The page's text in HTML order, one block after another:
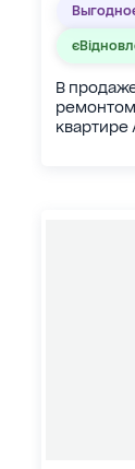
В
квартире